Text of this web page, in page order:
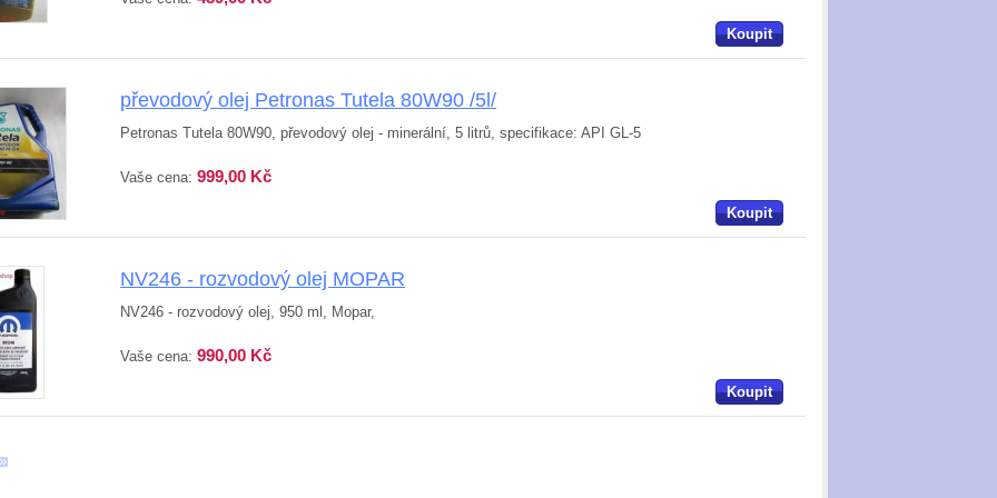
Koupit
převodový olej Petronas Tutela 80W90 /5l/
Petronas Tutela 80W90, převodový olej - minerální, 5 litrů, specifikace: API GL-5
Vaše cena: 999,00 Kč
Koupit
NV246 - rozvodový olej MOPAR
NV246 - rozvodový olej, 950 ml, Mopar,
Vaše cena: 990,00 Kč
Koupit